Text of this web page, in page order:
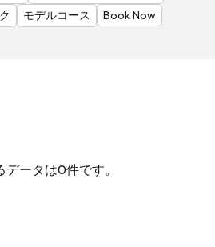
モデルコース Book Now
データは0件です。